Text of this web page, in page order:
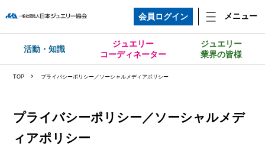
会員ログイン メニュー
活動・知識
ジュエリー
コーディネーター
ジュエリー
業界の皆様
TOP プライバシーポリシー／ソーシャルメディアポリシー
プライバシーポリシー／ソーシャルメデ
ィアポリシー